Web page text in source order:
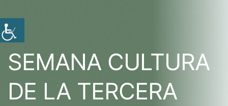
SEMANA CULTURA
DE LA TERCERA